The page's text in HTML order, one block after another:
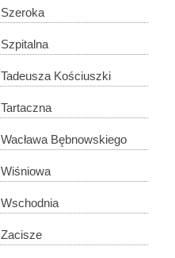
Szeroka
Szpitalna
Tadeusza Kościuszki
Tartaczna
Wacława Bębnowskiego
Wiśniowa
Wschodnia
Zacisze